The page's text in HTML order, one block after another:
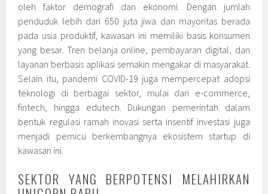
oleh faktor demografi dan ekonomi. Dengan jumlah
penduduk lebih dari 650 juta jiwa dan mayoritas berada
pada usia produktif, kawasan ini memiliki basis konsumen
yang besar. Tren belanja online, pembayaran digital, dan
layanan berbasis aplikasi semakin mengakar di masyarakat.
Selain itu, pandemi COVID-19 juga mempercepat adopsi
teknologi di berbagai sektor, mulai dari e-commerce,
fintech, hingga edutech. Dukungan pemerintah dalam
bentuk regulasi ramah inovasi serta insentif investasi juga
menjadi pemicu berkembangnya ekosistem startup di
kawasan ini.
SEKTOR YANG BERPOTENSI MELAHIRKAN